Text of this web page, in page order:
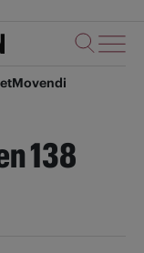
Movendi
138